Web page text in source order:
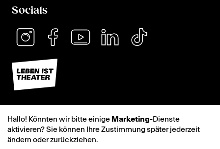
Socials
Hallo! Könnten wir bitte einige Marketing-Dienste
aktivieren? Sie können Ihre Zustimmung später jederzeit
ändern oder zurückziehen.